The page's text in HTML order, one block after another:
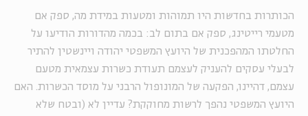
הכותרות בחדשות היו תמוהות ומטעות במידת מה, ספק אם
מטעמי רייטינג, ספק אם בתום לב: בכמה מהדורות הודיעו על
החלטתו המהפכנית של היועץ המשפטי יהודה ויינשטין להתיר
לבעלי עסקים להעניק לעצמם תעודת כשרות עצמאית מטעם
עצמם, דהיינו, הפקעה של המונופול הרבני על מוסד הכשרות. האם
היועץ המשפטי נהפך לרשות מחוקקת? עדיין לא (ובטח שלא